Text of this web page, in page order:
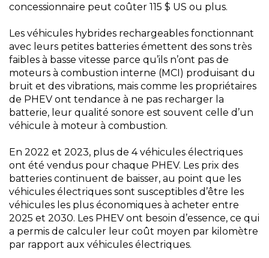
concessionnaire peut coûter 115 $ US ou plus.
Les véhicules hybrides rechargeables fonctionnant
avec leurs petites batteries émettent des sons très
faibles à basse vitesse parce qu’ils n’ont pas de
moteurs à combustion interne (MCI) produisant du
bruit et des vibrations, mais comme les propriétaires
de PHEV ont tendance à ne pas recharger la
batterie, leur qualité sonore est souvent celle d’un
véhicule à moteur à combustion.
En 2022 et 2023, plus de 4 véhicules électriques
ont été vendus pour chaque PHEV. Les prix des
batteries continuent de baisser, au point que les
véhicules électriques sont susceptibles d’être les
véhicules les plus économiques à acheter entre
2025 et 2030. Les PHEV ont besoin d’essence, ce qui
a permis de calculer leur coût moyen par kilomètre
par rapport aux véhicules électriques.